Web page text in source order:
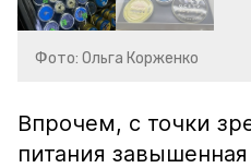
Фото: Ольга Корженко
Впрочем, с точки
питания